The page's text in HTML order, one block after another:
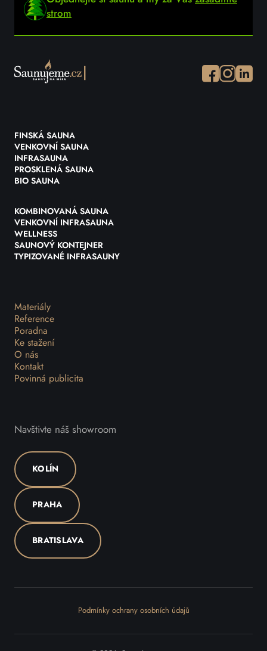
strom
Facebook
Instagram
FINSKÁ SAUNA
VENKOVNÍ SAUNA
INFRASAUNA
PROSKLENÁ SAUNA
BIO SAUNA
KOMBINOVANÁ SAUNA
VENKOVNÍ INFRASAUNA
WELLNESS
SAUNOVÝ KONTEJNER
TYPIZOVANÉ INFRASAUNY
Materiály
Reference
Poradna
Ke stažení
O nás
Kontakt
Povinná publicita
Navštivte náš showroom
KOLÍN
PRAHA
BRATISLAVA
Podmínky ochrany osobních údajů